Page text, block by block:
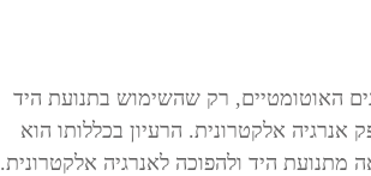
האוטומטיים, רק שהשימוש בתנועת היד
אלקטרונית. הרעיון בכללותו הוא
מתנועת היד ולהפוכה לאנרגיה אלקטרונית.